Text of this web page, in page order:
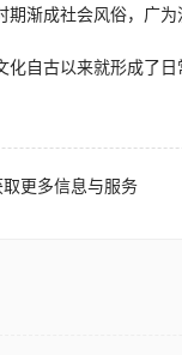
成社会风俗，广
古以来就形成了
更多信息与服务